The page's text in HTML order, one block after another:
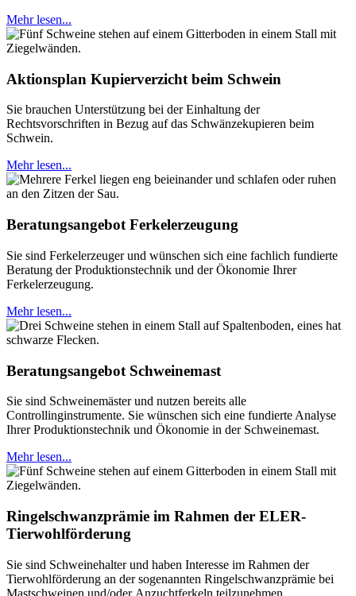
Mehr lesen...
Aktionsplan Kupierverzicht beim Schwein
Sie brauchen Unterstützung bei der Einhaltung der
Rechtsvorschriften in Bezug auf das Schwänzekupieren beim
Schwein.
Mehr lesen...
Beratungsangebot Ferkelerzeugung
Sie sind Ferkelerzeuger und wünschen sich eine fachlich fundierte
Beratung der Produktionstechnik und der Ökonomie Ihrer
Ferkelerzeugung.
Mehr lesen...
Beratungsangebot Schweinemast
Sie sind Schweinemäster und nutzen bereits alle
Controllinginstrumente. Sie wünschen sich eine fundierte Analyse
Ihrer Produktionstechnik und Ökonomie in der Schweinemast.
Mehr lesen...
Ringelschwanzprämie im Rahmen der ELER-
Tierwohlförderung
Sie sind Schweinehalter und haben Interesse im Rahmen der
Tierwohlförderung an der sogenannten Ringelschwanzprämie bei
Mastschweinen und/oder Anzuchtferkeln teilzunehmen.